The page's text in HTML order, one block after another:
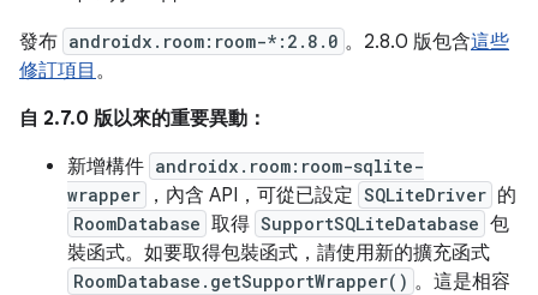
發布 androidx.room:room-*:2.8.0 。2.8.0 版包含這些
修訂項目 。
自 2.7.0 版以來的重要異動：
新增構件 androidx.room:room-sqlite-
wrapper
，內含 API，可從已設定 SQLiteDriver 的
RoomDatabase 取得 SupportSQLiteDatabase 包
裝函式。如要取得包裝函式，請使用新的擴充函式
RoomDatabase.getSupportWrapper() 。這是相容